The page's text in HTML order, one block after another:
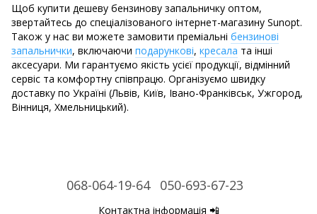
Щоб купити дешеву бензинову запальничку оптом,
звертайтесь до спеціалізованого інтернет-магазину Sunopt.
Також у нас ви можете замовити преміальні бензинові
запальнички, включаючи подарункові, кресала та інші
аксесуари. Ми гарантуємо якість усієї продукції, відмінний
сервіс та комфортну співпрацю. Організуємо швидку
доставку по Україні (Львів, Київ, Івано-Франківськ, Ужгород,
Вінниця, Хмельницький).
068-064-19-64 050-693-67-23
Контактна інформація 📲